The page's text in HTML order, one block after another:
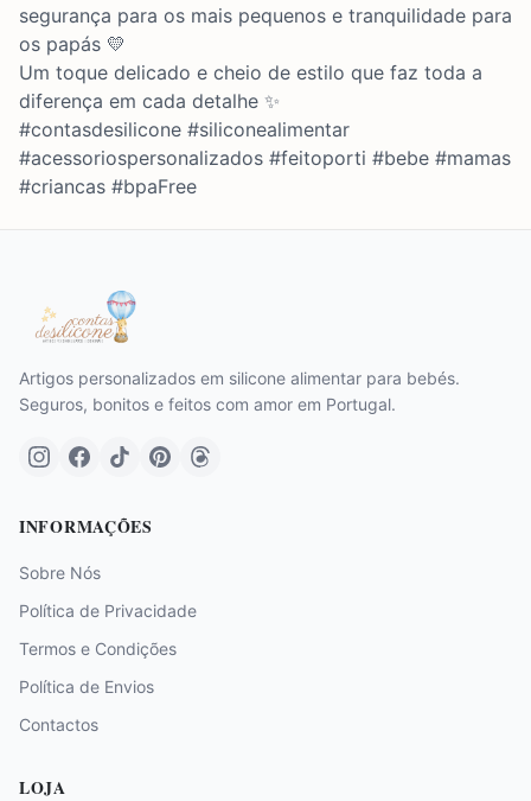
segurança para os mais pequenos e tranquilidade para
os papás 💛
Um toque delicado e cheio de estilo que faz toda a
diferença em cada detalhe ✨
#contasdesilicone #siliconealimentar
#acessoriospersonalizados #feitoporti #bebe #mamas
#criancas #bpaFree
Artigos personalizados em silicone alimentar para bebés.
Seguros, bonitos e feitos com amor em Portugal.
INFORMAÇÕES
Sobre Nós
Política de Privacidade
Termos e Condições
Política de Envios
Contactos
LOJA